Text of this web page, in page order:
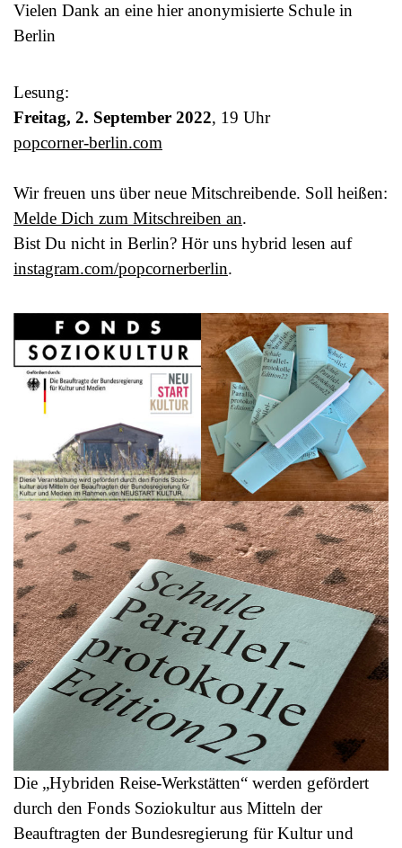
Vielen Dank an eine hier anonymisierte Schule in
Berlin
Lesung:
Freitag, 2. September 2022, 19 Uhr
popcorner-berlin.com
Wir freuen uns über neue Mitschreibende. Soll heißen:
Melde Dich zum Mitschreiben an.
Bist Du nicht in Berlin? Hör uns hybrid lesen auf
instagram.com/popcornerberlin.
Die „Hybriden Reise-Werkstätten“ werden gefördert
durch den Fonds Soziokultur aus Mitteln der
Beauftragten der Bundesregierung für Kultur und